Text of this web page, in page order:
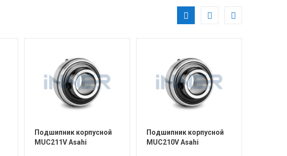
Подшипник корпусной
MUC211V Asahi
Подшипник корпусной
MUC210V Asahi